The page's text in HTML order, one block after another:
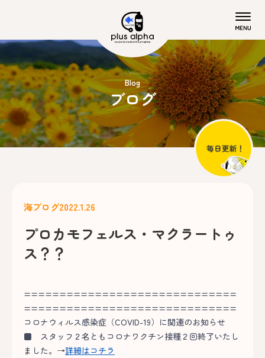
Blog
ブログ
海ブログ2022.1.26
プロカモフェルス・マクラートゥ
ス？？
==============================
==============================
コロナウィルス感染症（COVID-19）に関連のお知らせ
■ スタッフ２名ともコロナワクチン接種２回終了いたし
ました。→詳細はコチラ